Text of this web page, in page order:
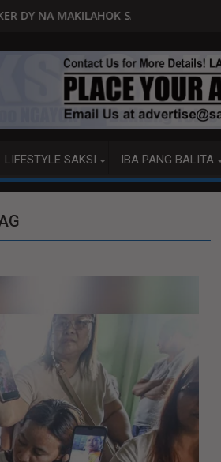
NG MGA BATAS
MALACAÑANG PINAAARAL NA SA DOJ
LIFESTYLE SAKSI IBA PANG BALITA